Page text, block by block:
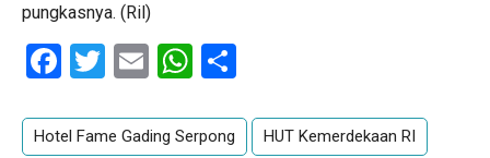
pungkasnya. (Ril)
Facebook
Twitter
EmailWhatsApp
Hotel Fame Gading Serpong HUT Kemerdekaan RI